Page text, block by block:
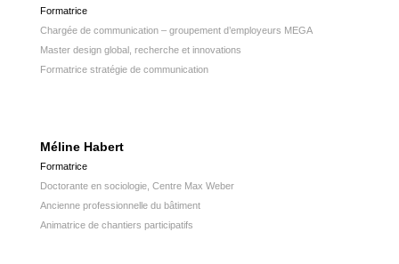
Formatrice
Chargée de communication – groupement d’employeurs MEGA
Master design global, recherche et innovations
Formatrice stratégie de communication
Méline Habert
Formatrice
Doctorante en sociologie, Centre Max Weber
Ancienne professionnelle du bâtiment
Animatrice de chantiers participatifs